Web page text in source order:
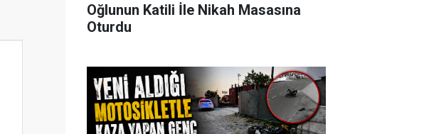
Oğlunun Katili İle Nikah Masasına
Oturdu